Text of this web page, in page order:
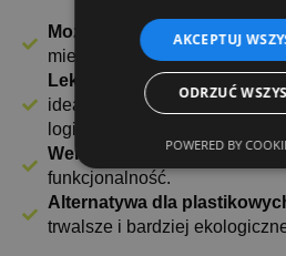
Możliwość sztaplowania do
miejsca.
Lekka, a jednocześnie
idealne dla magazynów e-
logistycznych.
Wersje z półkami i kółkami–
funkcjonalność.
Alternatywa dla
trwalsze i bardziej
AKCEPTUJ
ODRZUĆ
POWERED BY